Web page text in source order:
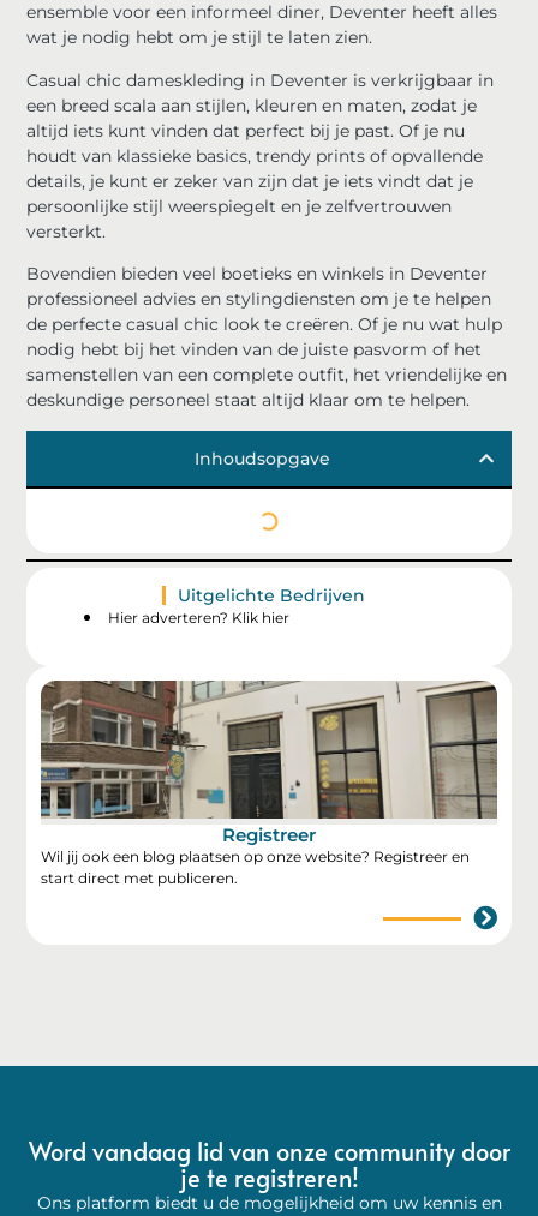
ensemble voor een informeel diner, Deventer heeft alles
wat je nodig hebt om je stijl te laten zien.
Casual chic dameskleding in Deventer is verkrijgbaar in
een breed scala aan stijlen, kleuren en maten, zodat je
altijd iets kunt vinden dat perfect bij je past. Of je nu
houdt van klassieke basics, trendy prints of opvallende
details, je kunt er zeker van zijn dat je iets vindt dat je
persoonlijke stijl weerspiegelt en je zelfvertrouwen
versterkt.
Bovendien bieden veel boetieks en winkels in Deventer
professioneel advies en stylingdiensten om je te helpen
de perfecte casual chic look te creëren. Of je nu wat hulp
nodig hebt bij het vinden van de juiste pasvorm of het
samenstellen van een complete outfit, het vriendelijke en
deskundige personeel staat altijd klaar om te helpen.
Inhoudsopgave
Uitgelichte Bedrijven
Hier adverteren? Klik hier
Registreer
Wil jij ook een blog plaatsen op onze website? Registreer en
start direct met publiceren.
Word vandaag lid van onze community door
je te registreren!
Ons platform biedt u de mogelijkheid om uw kennis en